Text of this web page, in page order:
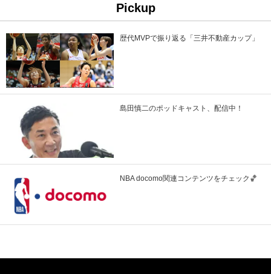
Pickup
歴代MVPで振り返る「三井不動産カップ」
島田慎二のポッドキャスト、配信中！
NBA docomo関連コンテンツをチェック🏀